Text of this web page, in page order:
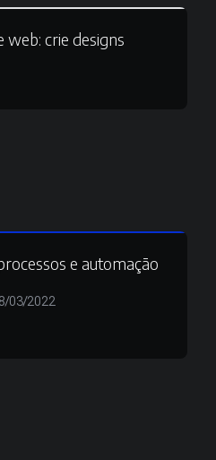
web: crie designs
e automação
03/2022